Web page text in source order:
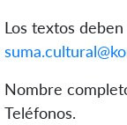
Los textos
Nombre
Teléfonos.